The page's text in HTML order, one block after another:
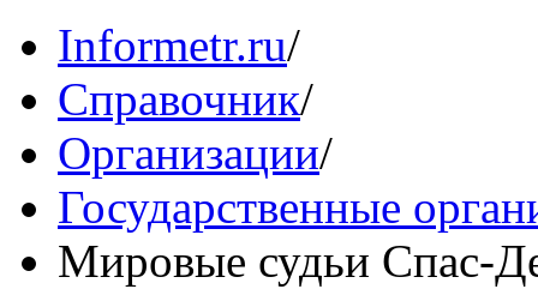
Informetr.ru/
Справочник/
Организации/
Государственные
Мировые судьи Спас-